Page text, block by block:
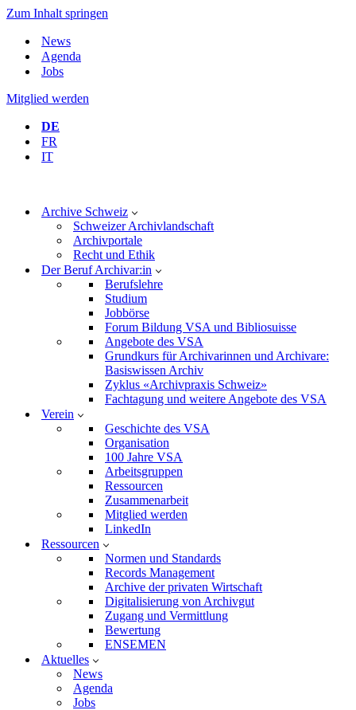
Zum Inhalt springen
News
Agenda
Jobs
Mitglied werden
DE
FR
IT
Archive Schweiz
Schweizer Archivlandschaft
Archivportale
Recht und Ethik
Der Beruf Archivar:in
Berufslehre
Studium
Jobbörse
Forum Bildung VSA und Bibliosuisse
Angebote des VSA
Grundkurs für Archivarinnen und Archivare:
Basiswissen Archiv
Zyklus «Archivpraxis Schweiz»
Fachtagung und weitere Angebote des VSA
Verein
Geschichte des VSA
Organisation
100 Jahre VSA
Arbeitsgruppen
Ressourcen
Zusammenarbeit
Mitglied werden
LinkedIn
Ressourcen
Normen und Standards
Records Management
Archive der privaten Wirtschaft
Digitalisierung von Archivgut
Zugang und Vermittlung
Bewertung
ENSEMEN
Aktuelles
News
Agenda
Jobs